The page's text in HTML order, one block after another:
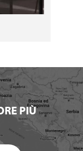
PIÙ